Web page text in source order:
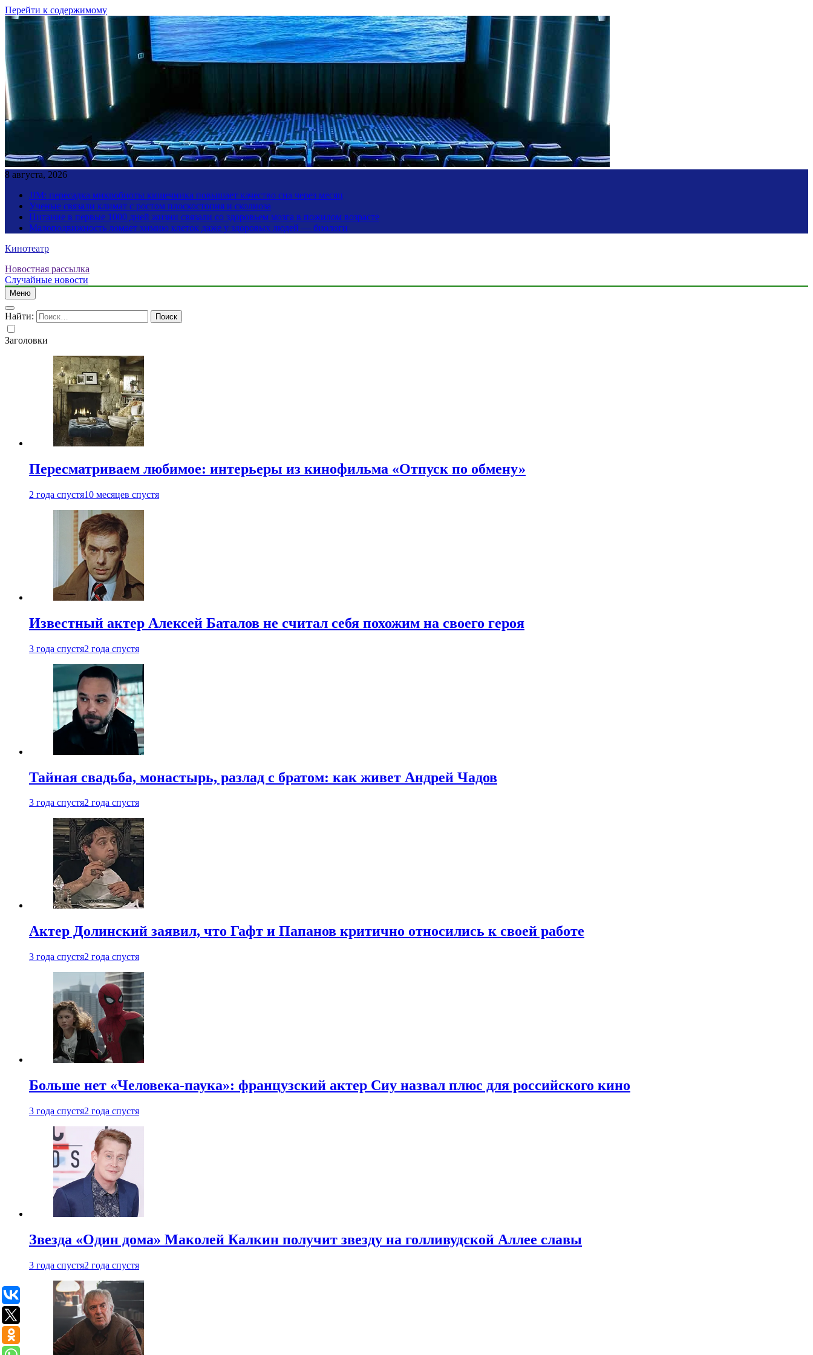
Перейти к содержимому
8 августа, 2026
JIM: пересадка микробиоты кишечника повышает качество сна через месяц
Ученые связали климат с ростом плоскостопия и сколиоза
Питание в первые 1000 дней жизни связали со здоровьем мозга в пожилом возрасте
Малоподвижность ломает химию клеток даже у здоровых людей — биологи
Кинотеатр
Новостная рассылка
Случайные новости
Меню
Найти:
Заголовки
Пересматриваем любимое: интерьеры из кинофильма «Отпуск по обмену»
2 года спустя10 месяцев спустя
Известный актер Алексей Баталов не считал себя похожим на своего героя
3 года спустя2 года спустя
Тайная свадьба, монастырь, разлад с братом: как живет Андрей Чадов
3 года спустя2 года спустя
Актер Долинский заявил, что Гафт и Папанов критично относились к своей работе
3 года спустя2 года спустя
Больше нет «Человека-паука»: французский актер Сиу назвал плюс для российского кино
3 года спустя2 года спустя
Звезда «Один дома» Маколей Калкин получит звезду на голливудской Аллее славы
3 года спустя2 года спустя